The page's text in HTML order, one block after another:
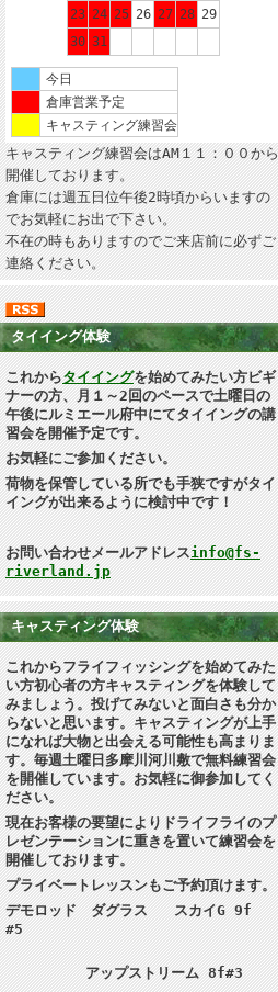
23 24 25 26 27 28 29
30 31
今日
倉庫営業予定
キャスティング練習会
キャスティング練習会はAM１１：００から
開催しております。
倉庫には週五日位午後2時頃からいますの
でお気軽にお出で下さい。
不在の時もありますのでご来店前に必ずご
連絡ください。
タイイング体験
これからタイイングを始めてみたい方ビギ
ナーの方、月１～2回のペースで土曜日の
午後にルミエール府中にてタイイングの講
習会を開催予定です。
お気軽にご参加ください。
荷物を保管している所でも手狭ですがタイ
イングが出来るように検討中です！
お問い合わせメールアドレスinfo@fs-
riverland.jp
キャスティング体験
これからフライフィッシングを始めてみた
い方初心者の方キャスティングを体験して
みましょう。投げてみないと面白さも分か
らないと思います。キャスティングが上手
になれば大物と出会える可能性も高まりま
す。毎週土曜日多摩川河川敷で無料練習会
を開催しています。お気軽に御参加してく
ださい。
現在お客様の要望によりドライフライのプ
レゼンテーションに重きを置いて練習会を
開催しております。
プライベートレッスンもご予約頂けます。
デモロッド ダグラス スカイG 9f
#5
アップストリーム 8f#3